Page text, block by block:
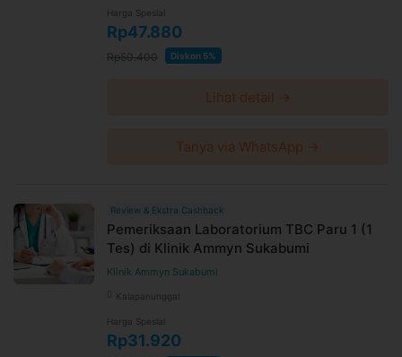
Harga Spesial
Rp47.880
Rp50.400 Diskon 5%
Lihat detail →
Tanya via WhatsApp →
Review & Ekstra Cashback
Pemeriksaan Laboratorium TBC Paru 1 (1
Tes) di Klinik Ammyn Sukabumi
Klinik Ammyn Sukabumi
Kalapanunggal
Harga Spesial
Rp31.920